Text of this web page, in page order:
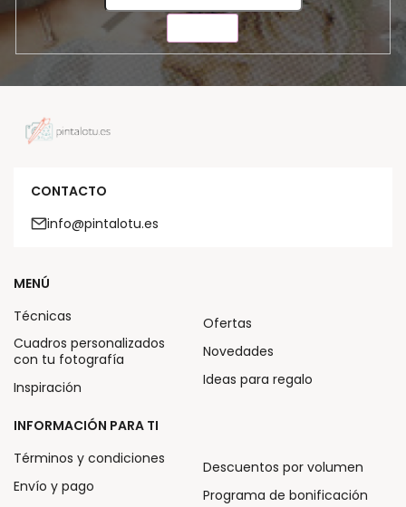
CONTACTO
info@pintalotu.es
MENÚ
Técnicas
Cuadros personalizados
con tu fotografía
Inspiración
Ofertas
Novedades
Ideas para regalo
INFORMACIÓN PARA TI
Términos y condiciones
Envío y pago
Descuentos por volumen
Programa de bonificación